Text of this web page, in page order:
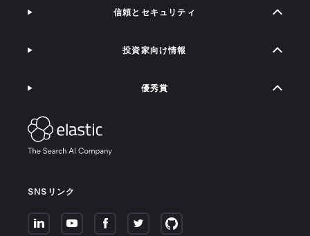
SNSリンク
信頼とセキュリティ
投資家向け情報
優秀賞